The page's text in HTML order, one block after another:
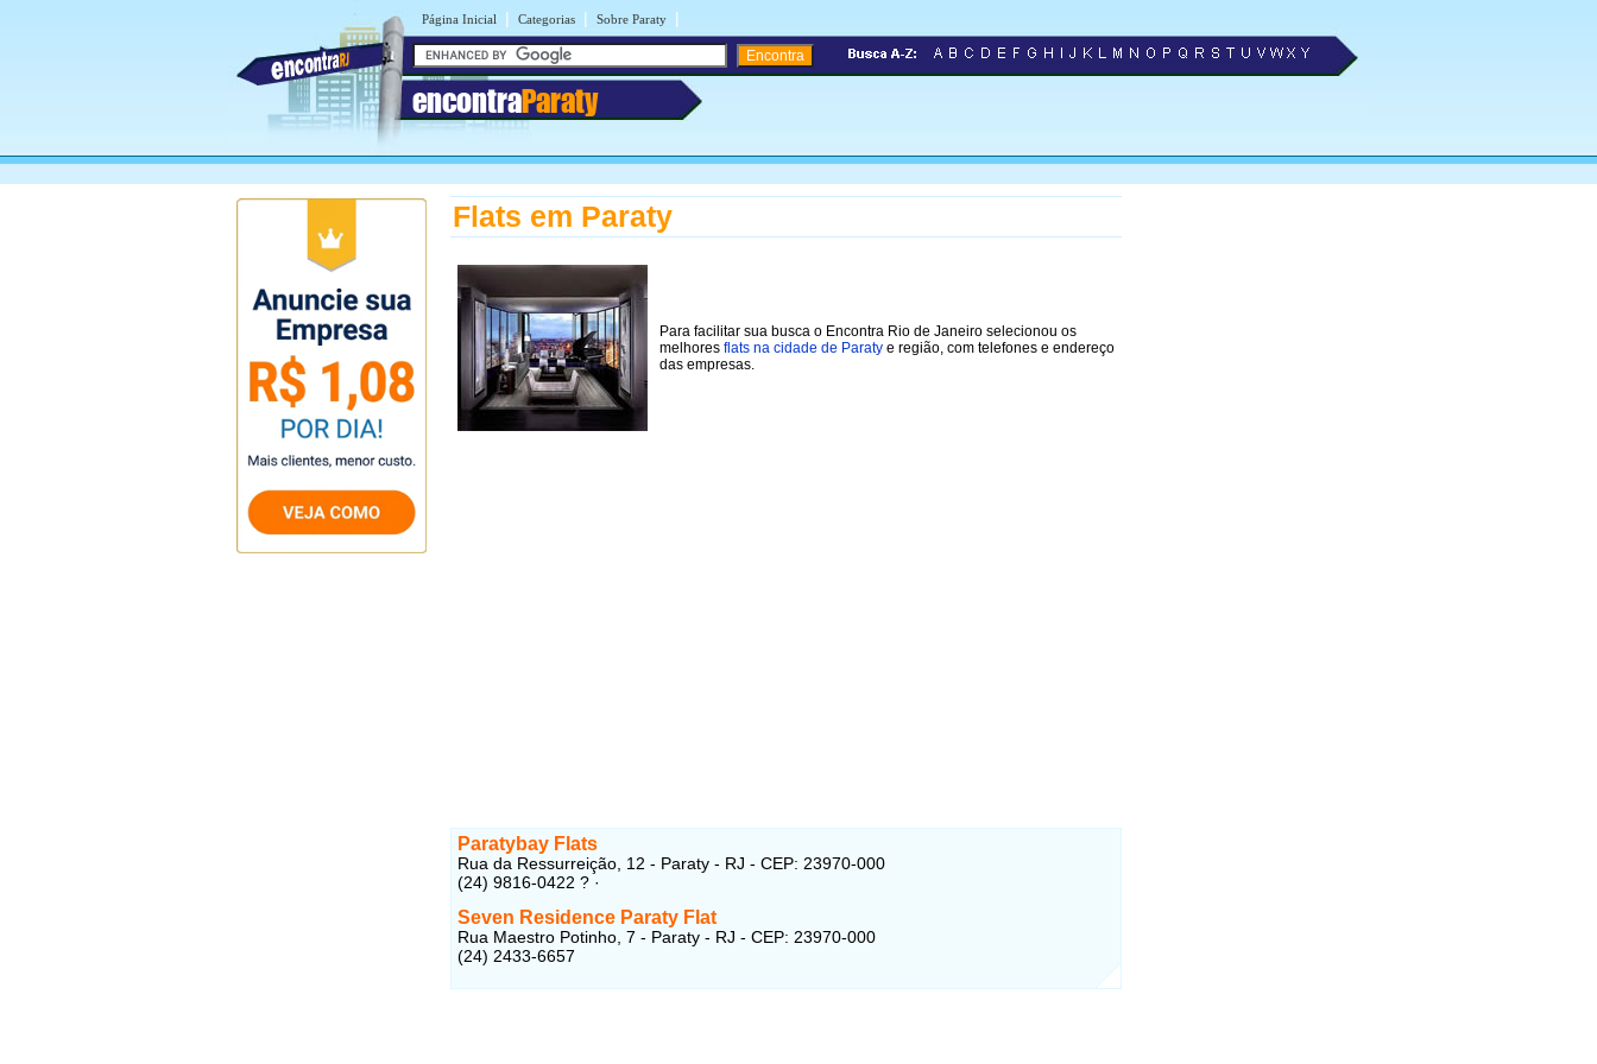
Página Inicial | Categorias | Sobre Paraty |
encontraParaty
Flats em Paraty
Para facilitar sua busca o Encontra Rio de Janeiro selecionou os
melhores flats na cidade de Paraty e região, com telefones e endereço
das empresas.
Paratybay Flats
Rua da Ressurreição, 12 - Paraty - RJ - CEP: 23970-000
(24) 9816-0422 ? ·
Seven Residence Paraty Flat
Rua Maestro Potinho, 7 - Paraty - RJ - CEP: 23970-000
(24) 2433-6657